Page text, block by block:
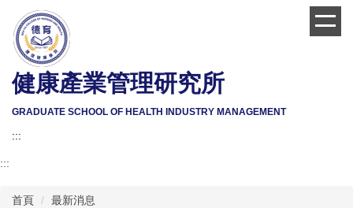
到
主
內
容
區
健康產業管理研究所
GRADUATE SCHOOL OF HEALTH INDUSTRY MANAGEMENT
:::
:::
首頁 最新消息